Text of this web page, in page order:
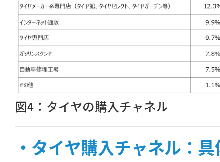
図4：タイヤの購入チャネル
・タイヤ購入チャネル：